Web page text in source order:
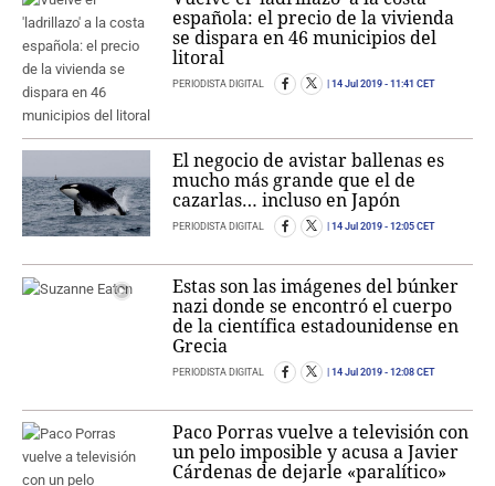
española: el precio de la vivienda
se dispara en 46 municipios del
litoral
PERIODISTA DIGITAL 14 Jul 2019 - 11:41 CET
El negocio de avistar ballenas es
mucho más grande que el de
cazarlas… incluso en Japón
PERIODISTA DIGITAL 14 Jul 2019 - 12:05 CET
Estas son las imágenes del búnker
nazi donde se encontró el cuerpo
de la científica estadounidense en
Grecia
PERIODISTA DIGITAL 14 Jul 2019 - 12:08 CET
Paco Porras vuelve a televisión con
un pelo imposible y acusa a Javier
Cárdenas de dejarle «paralítico»